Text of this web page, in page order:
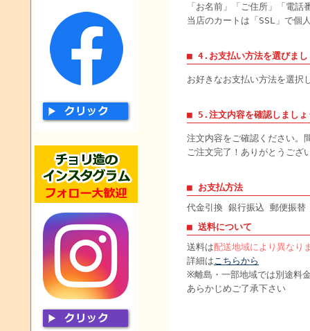
「お名前」「ご住所」「電
当店のカートは「SSL」で個
■ 4.お支払い方法を選びまし
お好きなお支払い方法を選択
■ 5.注文内容を確認しましょ
注文内容をご確認ください。
ご注文完了！ありがとうござ
■ お支払方法
代金引換 銀行振込 郵便振替
■ 送料について
送料は配送地域により異なり
詳細はこちらから
※離島・一部地域では別途料
あらかじめご了承下さい